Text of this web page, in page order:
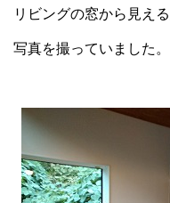
リビングの窓から見え
写真を撮っていました。